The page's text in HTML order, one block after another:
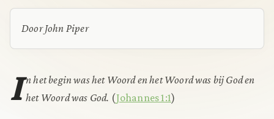
Door John Piper
I n het begin was het Woord en het Woord was bij God en
het Woord was God. (Johannes 1:1)